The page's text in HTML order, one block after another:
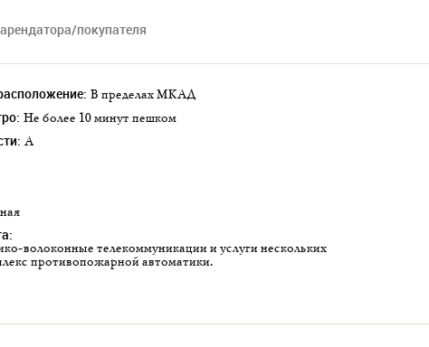
покупателя
в пределах МКАД
не более 10 минут пешком
A
противопожарной автоматики.